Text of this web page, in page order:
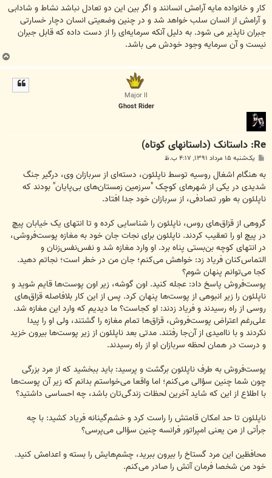
کار و خانواده مایه آرامش انسانند و اگر بین این دو تعادل نباشد نشاط و شادابی
و آرامش از انسان سلب خواهد شد و در چنین وضعیتی انسان دچار خسارتی
جبران ناپذیر می شود. به دلیل آنکه سرمایه‌ای را از دست داده که قابل جبران
نیست و آن سرمایه وجود خودش می باشد.
ب
ا
Major II
Ghost Rider
Re: داستانک (داستانهای کوتاه)
پ
ت
یک‌شنبه ۱۵ مرداد ۱۳۹۱, ۴:۱۷ ب.ظ
به هنگام اشغال روسیه توسط ناپلئون، دسته‌ای از سربازان وی، درگیر جنگ
شدیدی در یکی از شهرهای کوچک "سرزمین زمستان‌های بی‌پایان" بودند که
ناپلئون به طور تصادفی، از سربازان خود جدا افتاد.
گروهی از قزاق‌های روس، ناپلئون را شناسایی کرده و تا انتهای یک خیابان پیچ
در پیچ او را تعقیب کردند. ناپلئون برای نجات جان خود به مغازه پوست‌فروشی،
در انتهای کوچه بن‌بستی پناه برد. او وارد مغازه شد و نفس‌نفس‌زنان و
التماس‌کنان فریاد زد: خواهش می‌کنم؛ جان من در خطر است؛ نجاتم دهید.
کجا می‌توانم پنهان شوم؟
پوست‌فروش پاسخ داد: عجله کنید. اون گوشه، زیر اون پوست‌ها قایم شوید و
ناپلئون را زیر انبوهی از پوست‌ها پنهان کرد. پس از این کار بلافاصله قزاق‌های
روسی از راه رسیدند و فریاد زدند: او کجاست؟ ما دیدیم که وارد این مغازه شد.
علی‌رغم اعتراض پوست‌فروش، قزاق‌ها تمام مغازه را گشتند، ولی او را پیدا
نکردند و با نا‌امیدی از آن‌جا رفتند. مدتی بعد ناپلئون از زیر پوست‌ها بیرون خزید
و درست در همان لحظه سربازان او از راه رسیدند.
پوست‌فروش به طرف ناپلئون برگشت و پرسید: باید ببخشید که از مرد بزرگی
چون شما چنین سؤالی می‌کنم؛ اما واقعا می‌خواستم بدانم که زیر آن پوست‌ها
با اطلاع از این که شاید آخرین لحظات زندگی‌تان باشد، چه احساسی داشتید؟
ناپلئون تا حد امکان قامتش را راست کرد و خشم‌گینانه فریاد کشید: با چه
جرأتی از من یعنی امپراتور فرانسه چنین سؤالی می‌پرسی؟
محافظین این مرد گستاخ را بیرون ببرید، چشم‌هایش را بسته و اعدامش کنید.
خود من شخصا فرمان آتش را صادر می‌کنم.